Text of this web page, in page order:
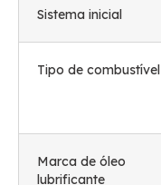
Sistema inicial
Tipo de combustível
Marca de óleo
lubrificante